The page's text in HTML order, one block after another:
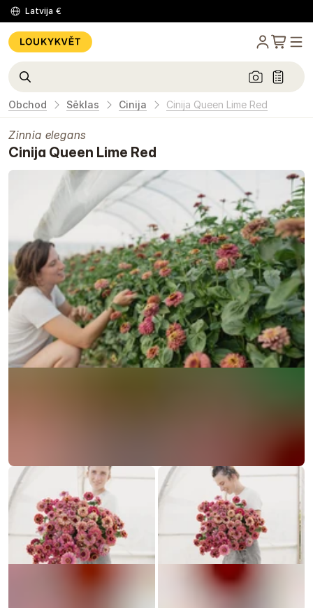
Latvija €
Obchod Sēklas Cinija Cinija Queen Lime Red
Zinnia elegans
Cinija Queen Lime Red